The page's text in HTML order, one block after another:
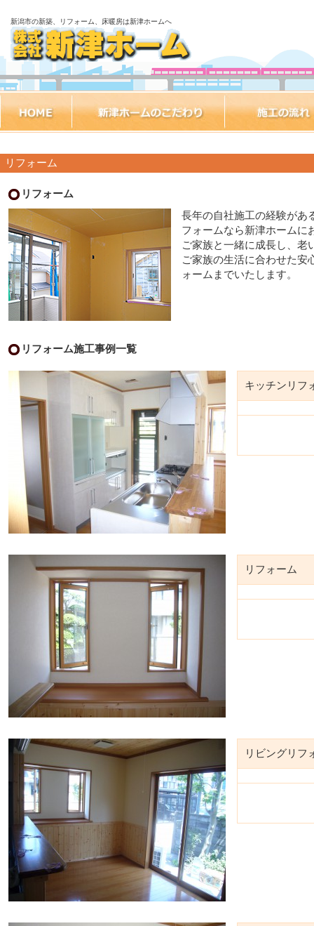
新潟市の新築、リフォーム、床暖房は新津ホームへ
リフォーム
リフォーム
長年の自社施工の経験があ
フォームなら新津ホームに
ご家族と一緒に成長し、老
ご家族の生活に合わせた安
ォームまでいたします。
リフォーム施工事例一覧
キッチンリフ
リフォーム
リビングリフ